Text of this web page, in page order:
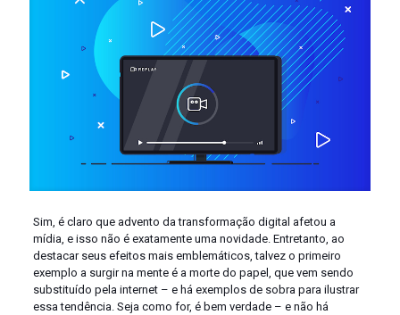
Sim, é claro que advento da transformação digital afetou a
mídia, e isso não é exatamente uma novidade. Entretanto, ao
destacar seus efeitos mais emblemáticos, talvez o primeiro
exemplo a surgir na mente é a morte do papel, que vem sendo
substituído pela internet – e há exemplos de sobra para ilustrar
essa tendência. Seja como for, é bem verdade – e não há